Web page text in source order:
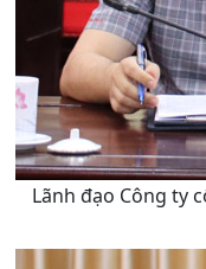
Lãnh đạo Công ty